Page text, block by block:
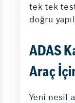
tek tek
doğru
ADAS
Araç
Yeni nesil